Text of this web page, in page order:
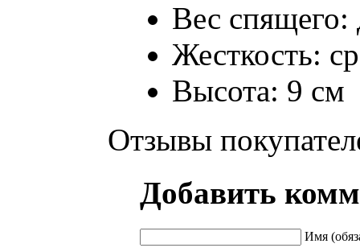
Вес спящего:
Жесткость:
Высота: 9 см
Отзывы
Добавить
Имя